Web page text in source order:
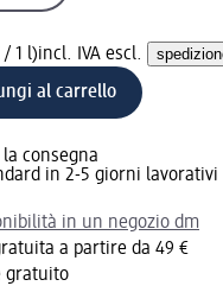
/ 1 l)incl. IVA escl.
al carrello
consegna
in 2-5 giorni lavorativi
in un negozio dm
a partire da 49 €
gratuito